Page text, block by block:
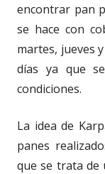
encontrar pan
se hace con
martes, jueves
días ya que
condiciones.
La idea de
panes
que se trata de